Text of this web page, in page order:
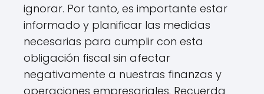
ignorar. Por tanto, es importante estar
informado y planificar las medidas
necesarias para cumplir con esta
obligación fiscal sin afectar
negativamente a nuestras finanzas y
operaciones empresariales. Recuerda